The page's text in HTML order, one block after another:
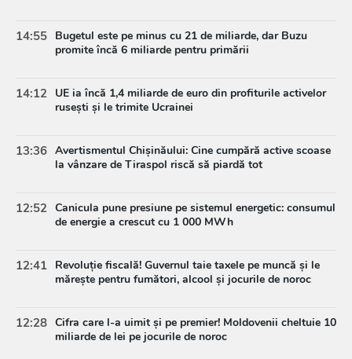
14:55 Bugetul este pe minus cu 21 de miliarde, dar Buzu
promite încă 6 miliarde pentru primării
14:12 UE ia încă 1,4 miliarde de euro din profiturile activelor
rusești și le trimite Ucrainei
13:36 Avertismentul Chișinăului: Cine cumpără active scoase
la vânzare de Tiraspol riscă să piardă tot
12:52 Canicula pune presiune pe sistemul energetic: consumul
de energie a crescut cu 1 000 MWh
12:41 Revoluție fiscală! Guvernul taie taxele pe muncă și le
mărește pentru fumători, alcool și jocurile de noroc
12:28 Cifra care l-a uimit și pe premier! Moldovenii cheltuie 10
miliarde de lei pe jocurile de noroc